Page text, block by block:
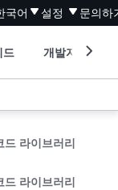
국어 설정 문의하
드 개발자 도구
드 라이브러리
드 라이브러리